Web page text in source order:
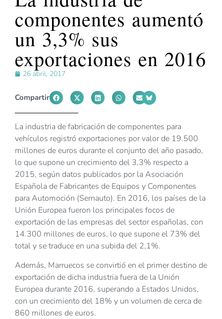
componentes aumentó
un 3,3% sus
exportaciones en 2016
26 abril, 2017
Compartir
La industria de fabricación de componentes para
vehículos registró exportaciones por valor de 19.500
millones de euros durante el conjunto del año pasado,
lo que supone un crecimiento del 3,3% respecto a
2015, según datos publicados por la Asociación
Española de Fabricantes de Equipos y Componentes
para Automoción (Sernauto). En 2016, los países de la
Unión Europea fueron los principales focos de
exportación de las empresas del sector españolas, con
14.300 millones de euros, lo que supone el 73% del
total y se traduce en una subida del 2,1%.
Además, Marruecos se convirtió en el primer destino de
exportación de dicha industria fuera de la Unión
Europea durante 2016, superando a Estados Unidos,
con un crecimiento del 18% y un volumen de cerca de
860 millones de euros.